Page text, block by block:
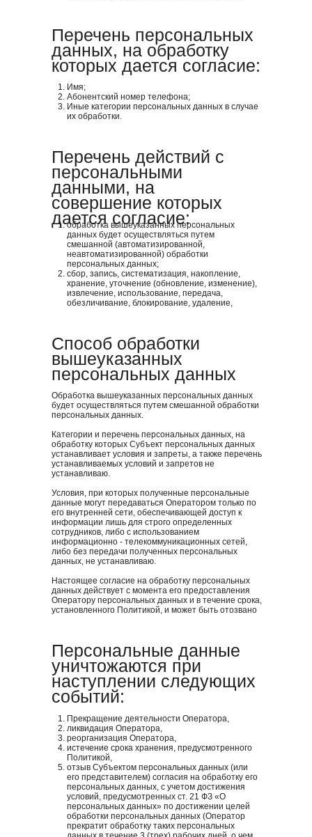
Имя;
Абонентский номер телефона;
Иные категории персональных данных в случае
их обработки.
Перечень персональных
данных, на обработку
которых дается согласие:
обработка вышеуказанных персональных
данных будет осуществляться путем
смешанной (автоматизированной,
неавтоматизированной) обработки
персональных данных;
сбор, запись, систематизация, накопление,
хранение, уточнение (обновление, изменение),
извлечение, использование, передача,
обезличивание, блокирование, удаление,
Перечень действий с
персональными
данными, на
совершение которых
дается согласие:
Обработка вышеуказанных персональных данных
будет осуществляться путем смешанной обработки
персональных данных.
Категории и перечень персональных данных, на
обработку которых Субъект персональных данных
устанавливает условия и запреты, а также перечень
устанавливаемых условий и запретов не
устанавливаю.
Условия, при которых полученные персональные
данные могут передаваться Оператором только по
его внутренней сети, обеспечивающей доступ к
информации лишь для строго определенных
сотрудников, либо с использованием
информационно - телекоммуникационных сетей,
либо без передачи полученных персональных
данных, не устанавливаю.
Настоящее согласие на обработку персональных
данных действует с момента его предоставления
Оператору персональных данных и в течение срока,
установленного Политикой, и может быть отозвано
Способ обработки
вышеуказанных
персональных данных
Прекращение деятельности Оператора,
ликвидация Оператора,
реорганизация Оператора,
истечение срока хранения, предусмотренного
Политикой,
отзыв Субъектом персональных данных (или
его представителем) согласия на обработку его
персональных данных, с учетом достижения
условий, предусмотренных ст. 21 ФЗ «О
персональных данных» по достижении целей
обработки персональных данных (Оператор
прекратит обработку таких персональных
Персональные данные
уничтожаются при
наступлении следующих
событий: